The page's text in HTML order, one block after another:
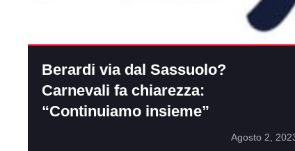
Berardi via dal Sassuolo?
Carnevali fa chiarezza:
“Continuiamo insieme”
Agosto 2,